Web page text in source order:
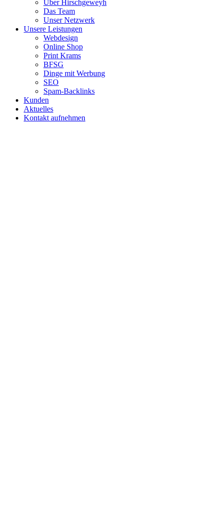
Über Hirschgeweyh
Das Team
Unser Netzwerk
Unsere Leistungen
Webdesign
Online Shop
Print Krams
BFSG
Dinge mit Werbung
SEO
Spam-Backlinks
Kunden
Aktuelles
Kontakt aufnehmen